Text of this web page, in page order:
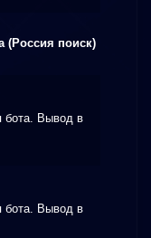
(Россия поиск)
бота. Вывод в
бота. Вывод в